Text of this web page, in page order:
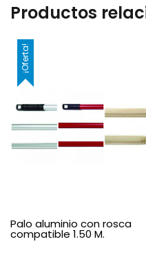
Productos
¡Oferta!
Palo aluminio con rosca
compatible 1.50 M.